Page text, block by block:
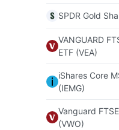
SPDR Gold
VANGUARD
ETF (VEA)
iShares Core
(IEMG)
Vanguard
(VWO)